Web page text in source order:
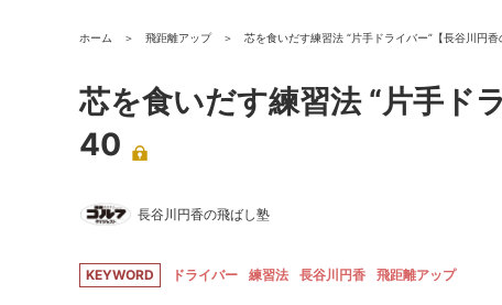
ホーム 飛距離アップ 芯を食いだす練習法 “片手ドライバー”【長谷川円
芯を食いだす練習法 “片手ド
40
長谷川円香の飛ばし塾
KEYWORD ドライバー 練習法 長谷川円香 飛距離アップ